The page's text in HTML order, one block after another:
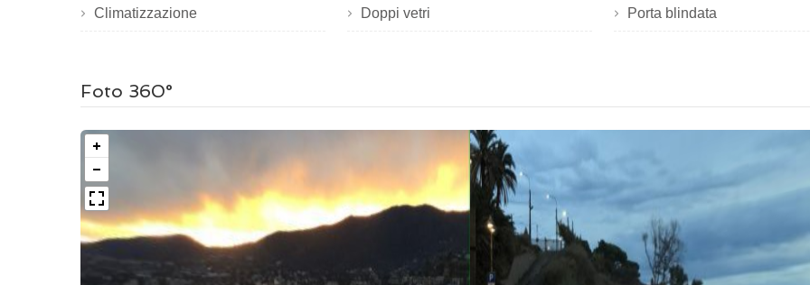
Climatizzazione Doppi vetri Porta blindata
Foto 360°